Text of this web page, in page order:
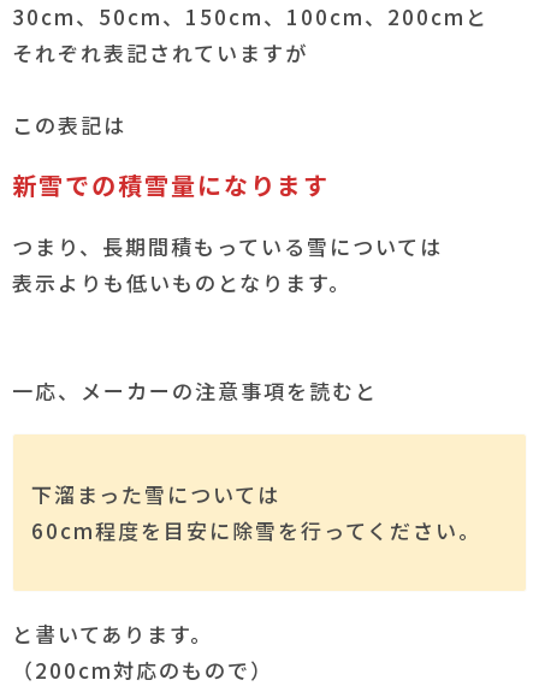
30cm、50cm、150cm、100cm、200cmと
それぞれ表記されていますが
この表記は
新雪での積雪量になります
つまり、長期間積もっている雪については
表示よりも低いものとなります。
一応、メーカーの注意事項を読むと
下溜まった雪については
60cm程度を目安に除雪を行ってください。
と書いてあります。
（200cm対応のもので）